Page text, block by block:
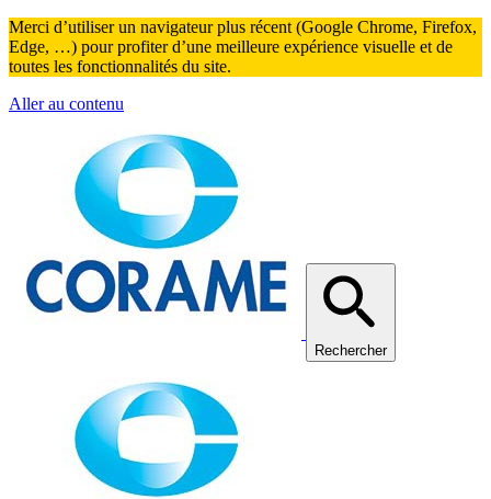
Merci d’utiliser un navigateur plus récent (Google Chrome, Firefox,
Edge, …) pour profiter d’une meilleure expérience visuelle et de
toutes les fonctionnalités du site.
Aller au contenu
Rechercher